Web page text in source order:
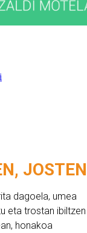
dagoela, umea
eta trostan ibiltzen
honakoa